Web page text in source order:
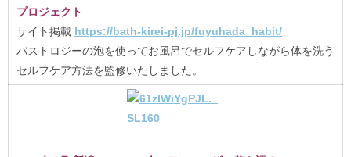
プロジェクト
サイト掲載 https://bath-kirei-pj.jp/fuyuhada_habit/
バストロジーの泡を使ってお風呂でセルフケアしながら体を洗う
セルフケア方法を監修いたしました。